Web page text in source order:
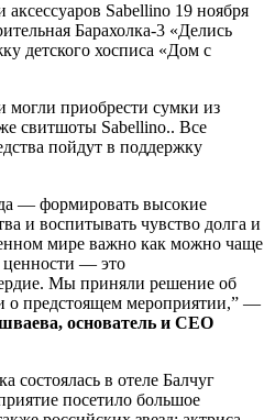
Sabellino 19 ноября
Барахолка-3 «Делись
детского хосписа «Дом с
могли приобрести сумки из
свитшоты Sabellino.. Все
пойдут в поддержку
— формировать высокие
и воспитывать чувство долга и
мире важно как можно чаще
ценности — это
Мы приняли решение об
о предстоящем мероприятии,” —
основатель и CEO
состоялась в отеле Балчуг
посетило большое